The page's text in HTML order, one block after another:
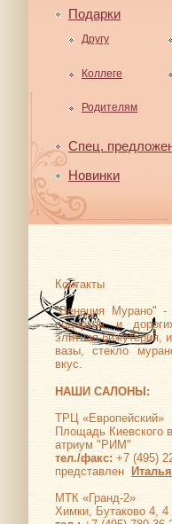
Подарки
Другу
Коллеге
Родителям
Спец.
Новинки
Контакты
"Венеция Мурано" -
подарков и
элитная бижутерия,
вазы, стекло
вкус.
НАШИ САЛОНЫ:
ТРЦ «Европейский»
Площадь Киевского
атриум "РИМ"
тел./факс: +7 (495)
представлен
МТК «Гранд-2»
Химки, Бутаково 4,